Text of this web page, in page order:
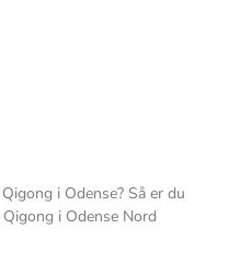
i Odense? Så er du
i Odense Nord